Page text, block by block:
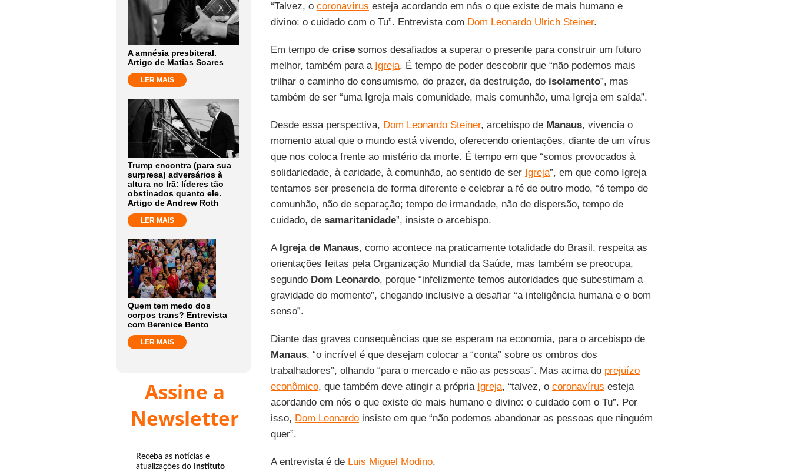
A amnésia presbiteral.
Artigo de Matias Soares
LER MAIS
Trump encontra (para sua
surpresa) adversários à
altura no Irã: líderes tão
obstinados quanto ele.
Artigo de Andrew Roth
LER MAIS
Quem tem medo dos
corpos trans? Entrevista
com Berenice Bento
LER MAIS
Assine a
Newsletter
Receba as notícias e
atualizações do Instituto
“Talvez, o coronavírus esteja acordando em nós o que existe de mais humano e
divino: o cuidado com o Tu”. Entrevista com Dom Leonardo Ulrich Steiner.
Em tempo de crisesomos desafiados a superar o presente para construir um futuro
melhor, também para a Igreja. É tempo de poder descobrir que “não podemos mais
trilhar o caminho do consumismo, do prazer, da destruição, do isolamento”, mas
também de ser “uma Igreja mais comunidade, mais comunhão, uma Igreja em saída”.
Desde essa perspectiva, Dom Leonardo Steiner, arcebispo de Manaus, vivencia o
momento atual que o mundo está vivendo, oferecendo orientações, diante de um vírus
que nos coloca frente ao mistério da morte. É tempo em que “somos provocados à
solidariedade, à caridade, à comunhão, ao sentido de ser Igreja”, em que como Igreja
tentamos ser presencia de forma diferente e celebrar a fé de outro modo, “é tempo de
comunhão, não de separação; tempo de irmandade, não de dispersão, tempo de
cuidado, de samaritanidade”, insiste o arcebispo.
A Igreja de Manaus, como acontece na praticamente totalidade do Brasil, respeita as
orientações feitas pela Organização Mundial da Saúde, mas também se preocupa,
segundo Dom Leonardo, porque “infelizmente temos autoridades que subestimam a
gravidade do momento”, chegando inclusive a desafiar “a inteligência humana e o bom
senso”.
Diante das graves consequências que se esperam na economia, para o arcebispo de
Manaus, “o incrível é que desejam colocar a “conta” sobre os ombros dos
trabalhadores”, olhando “para o mercado e não as pessoas”. Mas acima do prejuízo
econômico, que também deve atingir a própria Igreja, “talvez, o coronavírus esteja
acordando em nós o que existe de mais humano e divino: o cuidado com o Tu”. Por
isso, Dom Leonardoinsiste em que “não podemos abandonar as pessoas que ninguém
quer”.
A entrevista é de Luis Miguel Modino.